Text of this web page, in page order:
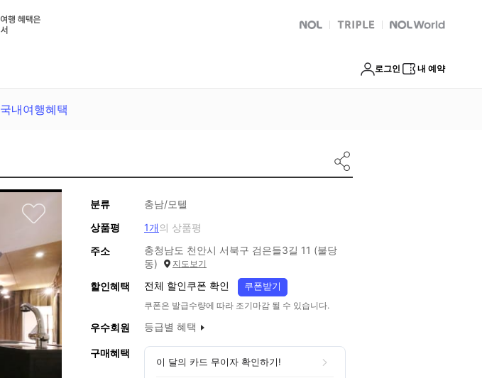
NOL 트리플 Global Interpark
로그인 내 예약
국내여행혜택
분류
충남/모텔
상품평
1개의 상품평
주소
충청남도 천안시 서북구 검은들3길 11 (불당
동)
지도보기
할인혜택 전체 할인쿠폰 확인 쿠폰받기
쿠폰은 발급수량에 따라 조기마감 될 수 있습니다.
우수회원 등급별 혜택
구매혜택
이 달의 카드 무이자 확인하기!